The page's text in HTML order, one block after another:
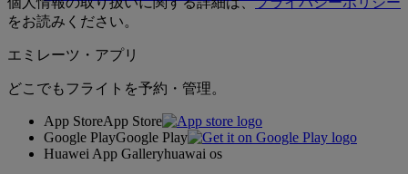
をお読みください。
エミレーツ・アプリ
どこでもフライトを予約・管理。
App StoreApp Store
Google PlayGoogle Play
Huawei App Galleryhuawai os